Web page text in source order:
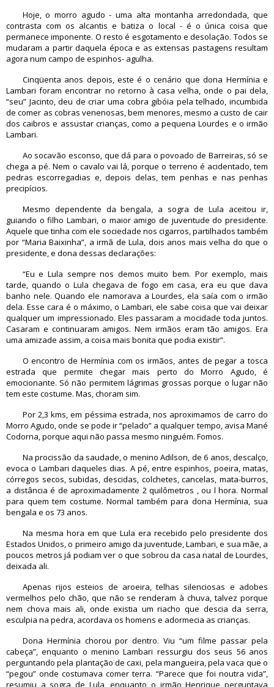
Hoje, o morro agudo - uma alta montanha arredondada, que
contrasta com os alcantis e batiza o local - é o única coisa que
permanece imponente. O resto é esgotamento e desolação. Todos se
mudaram a partir daquela época e as extensas pastagens resultam
agora num campo de espinhos- agulha.
Cinqüenta anos depois, este é o cenário que dona Hermínia e
Lambari foram encontrar no retorno à casa velha, onde o pai dela,
“seu” Jacinto, deu de criar uma cobra gibóia pela telhado, incumbida
de comer as cobras venenosas, bem menores, mesmo a custo de cair
dos caibros e assustar crianças, como a pequena Lourdes e o irmão
Lambari.
Ao socavão esconso, que dá para o povoado de Barreiras, só se
chega a pé. Nem o cavalo vai lá, porque o terreno é acidentado, tem
pedras escorregadias e, depois delas, tem penhas e nas penhas
precipícios.
Mesmo dependente da bengala, a sogra de Lula aceitou ir,
guiando o filho Lambari, o maior amigo de juventude do presidente.
Aquele que tinha com ele sociedade nos cigarros, partilhados também
por “Maria Baixinha”, a irmã de Lula, dois anos mais velha do que o
presidente, e dona dessas declarações:
“Eu e Lula sempre nos demos muito bem. Por exemplo, mais
tarde, quando o Lula chegava de fogo em casa, era eu que dava
banho nele. Quando ele namorava a Lourdes, ela saía com o irmão
dela. Esse cara é o máximo, o Lambari, ele sabe coisa que vai deixar
qualquer um impressionado. Eles passaram a mocidade toda juntos.
Casaram e continuaram amigos. Nem irmãos eram tão amigos. Era
uma amizade assim, a coisa mais bonita que podia existir”.
O encontro de Hermínia com os irmãos, antes de pegar a tosca
estrada que permite chegar mais perto do Morro Agudo, é
emocionante. Só não permitem lágrimas grossas porque o lugar não
tem este costume. Mas, choram sim.
Por 2,3 kms, em péssima estrada, nos aproximamos de carro do
Morro Agudo, onde se pode ir “pelado” a qualquer tempo, avisa Mané
Codorna, porque aqui não passa mesmo ninguém. Fomos.
Na procissão da saudade, o menino Adilson, de 6 anos, descalço,
evoca o Lambari daqueles dias. A pé, entre espinhos, poeira, matas,
córregos secos, subidas, descidas, colchetes, cancelas, mata-burros,
a distância é de aproximadamente 2 quilômetros , ou l hora. Normal
para quem tem costume. Normal também para dona Hermínia, sua
bengala e os 73 anos.
Na mesma hora em que Lula era recebido pelo presidente dos
Estados Unidos, o primeiro amigo da juventude, Lambari, e sua mãe, a
poucos metros já podiam ver o que sobrou da casa natal de Lourdes,
deixada ali.
Apenas rijos esteios de aroeira, telhas silenciosas e adobes
vermelhos pelo chão, que não se renderam à chuva, talvez porque
nem chova mais ali, onde existia um riacho que descia da serra,
esculpia na pedra, acordava os homens e adormecia as crianças.
Dona Hermínia chorou por dentro. Viu “um filme passar pela
cabeça”, enquanto o menino Lambari ressurgiu dos seus 56 anos
perguntando pela plantação de caxi, pela mangueira, pela vaca que o
“pegou” onde costumava comer terra. “Parece que foi noutra vida”,
resumiu a sogra de Lula, enquanto o irmão Henrique perguntava